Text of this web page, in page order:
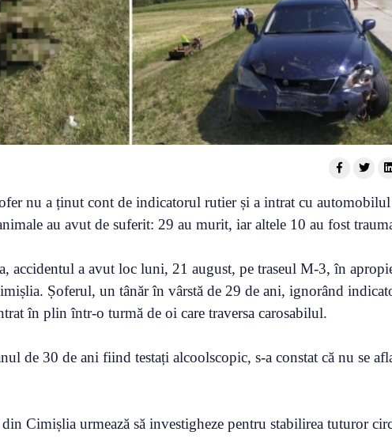
nu a ținut cont de indicatorul rutier și a intrat cu
au avut de suferit: 29 au murit, iar altele 10 au fost
a avut loc luni, 21 august, pe traseul M-3, în
Șoferul, un tânăr în vârstă de 29 de ani, ignorând
în plin într-o turmă de oi care traversa carosabilul.
de 30 de ani fiind testați alcoolscopic, s-a constat că nu se
Cimișlia urmează să investigheze pentru stabilirea tuturor